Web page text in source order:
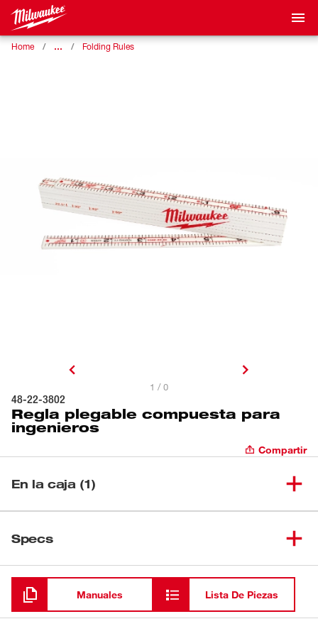
Home … Folding Rules
1 / 0
48-22-3802
Regla plegable compuesta para
ingenieros
Compartir
En la caja (1)
Specs
Cargando
Manuales Lista De Piezas